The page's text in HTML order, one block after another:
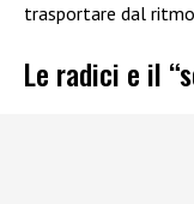
trasportare dal
Le radici e il